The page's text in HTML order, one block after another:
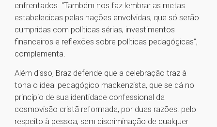
enfrentados. “Também nos faz lembrar as metas
estabelecidas pelas nações envolvidas, que só serão
cumpridas com políticas sérias, investimentos
financeiros e reflexões sobre políticas pedagógicas”,
complementa.
Além disso, Braz defende que a celebração traz à
tona o ideal pedagógico mackenzista, que se dá no
princípio de sua identidade confessional da
cosmovisão cristã reformada, por duas razões: pelo
respeito à pessoa, sem discriminação de qualquer